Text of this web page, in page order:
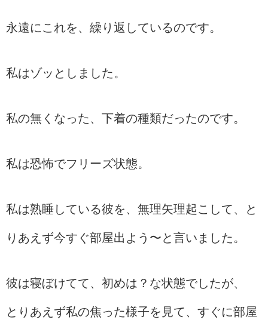
永遠にこれを、繰り返しているのです。
私はゾッとしました。
私の無くなった、下着の種類だったのです。
私は恐怖でフリーズ状態。
私は熟睡している彼を、無理矢理起こして、と
りあえず今すぐ部屋出よう〜と言いました。
彼は寝ぼけてて、初めは？な状態でしたが、
とりあえず私の焦った様子を見て、すぐに部屋